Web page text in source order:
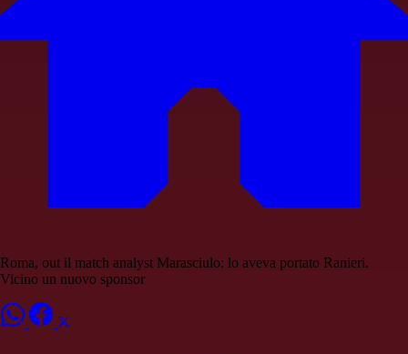
Roma, out il match analyst Marasciulo: lo aveva portato Ranieri.
Vicino un nuovo sponsor